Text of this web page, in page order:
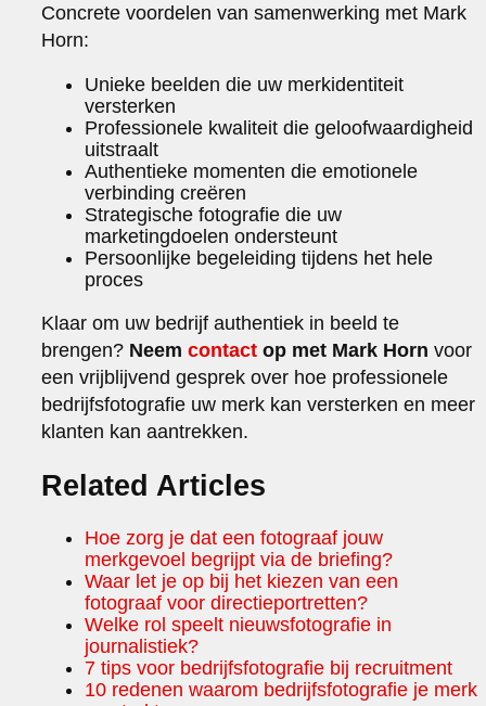
Concrete voordelen van samenwerking met Mark
Horn:
Unieke beelden die uw merkidentiteit
versterken
Professionele kwaliteit die geloofwaardigheid
uitstraalt
Authentieke momenten die emotionele
verbinding creëren
Strategische fotografie die uw
marketingdoelen ondersteunt
Persoonlijke begeleiding tijdens het hele
proces
Klaar om uw bedrijf authentiek in beeld te
brengen? Neemcontact op met Mark Horn voor
een vrijblijvend gesprek over hoe professionele
bedrijfsfotografie uw merk kan versterken en meer
klanten kan aantrekken.
Related Articles
Hoe zorg je dat een fotograaf jouw
merkgevoel begrijpt via de briefing?
Waar let je op bij het kiezen van een
fotograaf voor directieportretten?
Welke rol speelt nieuwsfotografie in
journalistiek?
7 tips voor bedrijfsfotografie bij recruitment
10 redenen waarom bedrijfsfotografie je merk